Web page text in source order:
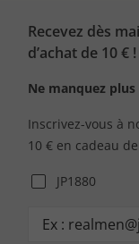
Recevez dès
d’achat de 10 € !
Ne manquez
Inscrivez-vous à
10 € en cadeau
JP1880